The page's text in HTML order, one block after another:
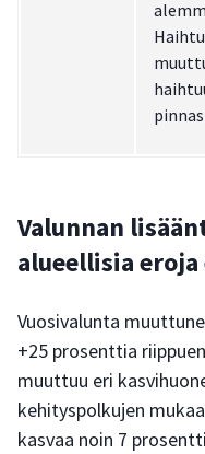
Valunnan
alueellisia
Vuosivalunta
+25 prosenttia
muuttuu eri
kehityspolkujen
kasvaa noin 7